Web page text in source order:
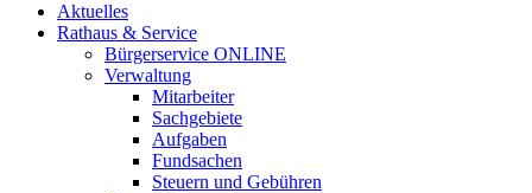
Aktuelles
Rathaus & Service
Bürgerservice ONLINE
Verwaltung
Mitarbeiter
Sachgebiete
Aufgaben
Fundsachen
Steuern und Gebühren